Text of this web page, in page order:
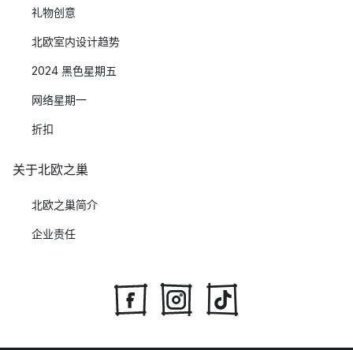
礼物创意
北欧室内设计趋势
2024 黑色星期五
网络星期一
折扣
关于北欧之巢
北欧之巢简介
企业责任